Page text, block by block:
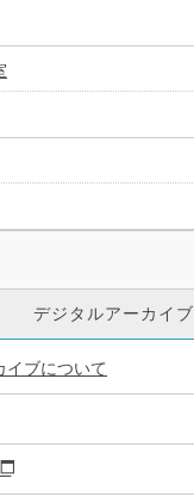
デジタルアーカイブ
イブについて